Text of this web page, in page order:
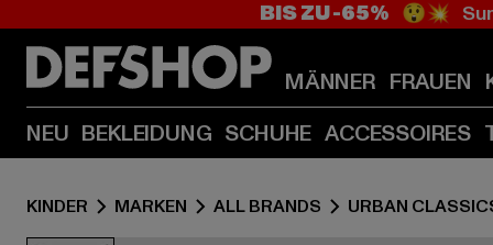
BIS ZU -65% 😲💥
MÄNNER FRAUEN
NEU BEKLEIDUNG SCHUHE ACCESSOIRES
KINDER MARKEN ALL BRANDS URBAN